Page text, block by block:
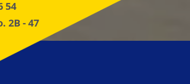
54
2B - 47